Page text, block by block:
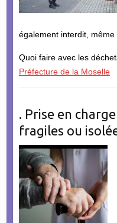
également interdit,
Quoi faire avec les
Préfecture de la Moselle
. Prise en
fragiles ou